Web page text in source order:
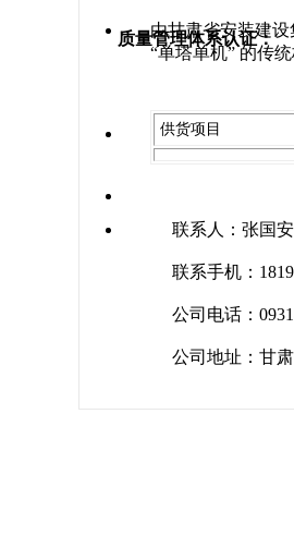
质量管理体系认证：
由甘肃省安装建
“单塔单机” 的传
供货项目
联系人：张国安
联系手机：
公司电话：
公司地址：甘